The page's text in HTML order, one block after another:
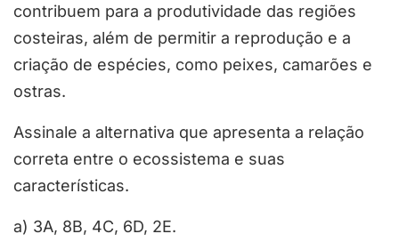
contribuem para a produtividade das regiões
costeiras, além de permitir a reprodução e a
criação de espécies, como peixes, camarões e
ostras.
Assinale a alternativa que apresenta a relação
correta entre o ecossistema e suas
características.
a) 3A, 8B, 4C, 6D, 2E.